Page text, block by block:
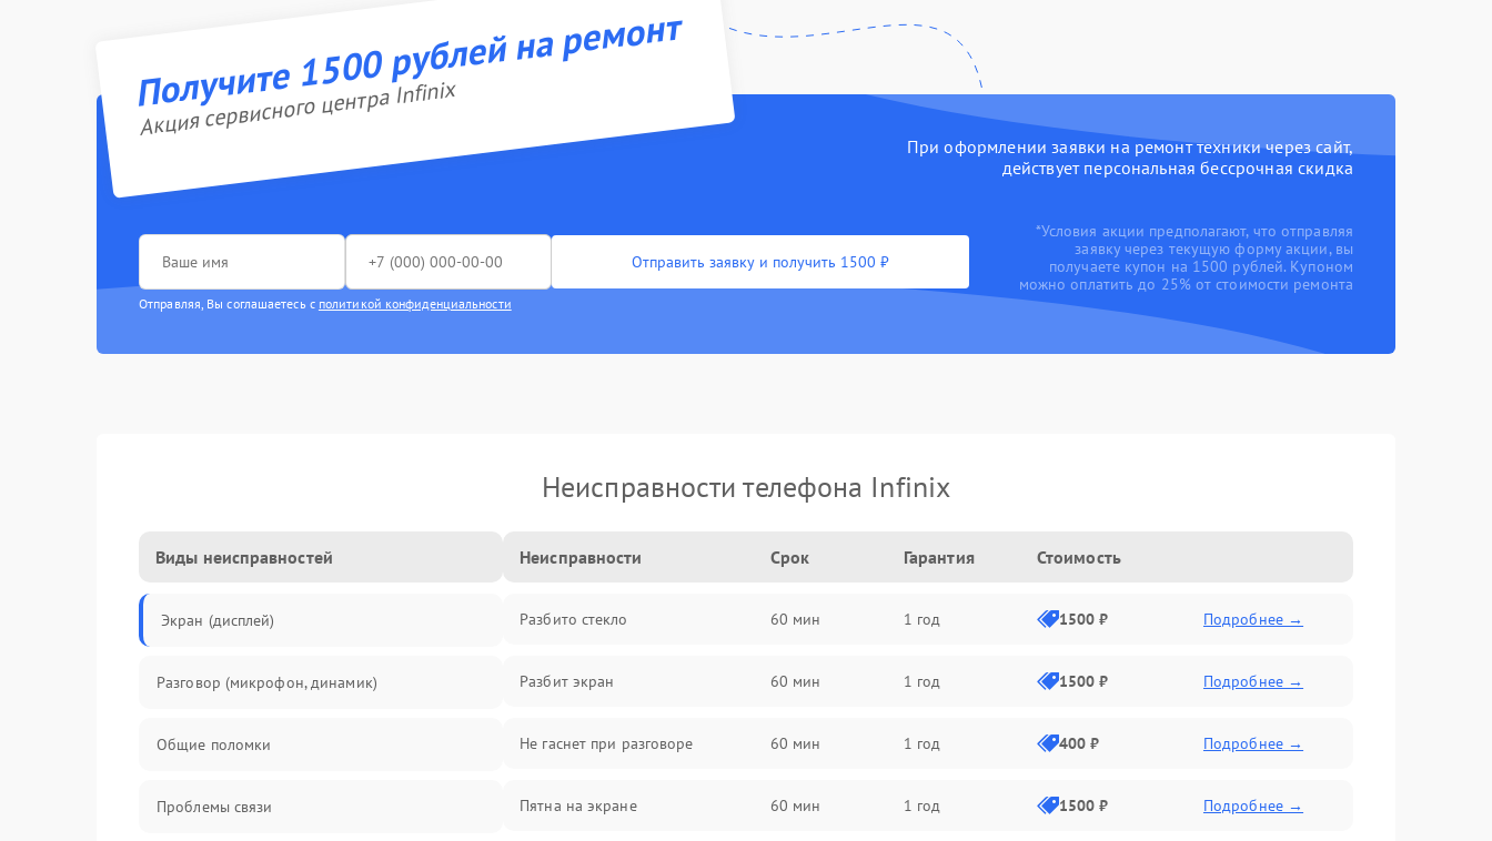
Получите 1500 рублей на ремонт
Акция сервисного центра Infinix
При оформлении заявки на ремонт техники через сайт,
действует персональная бессрочная скидка
Отправить заявку и получить 1500 ₽
Отправляя, Вы соглашаетесь с политикой конфиденциальности
*Условия акции предполагают, что отправляя
заявку через текущую форму акции, вы
получаете купон на 1500 рублей. Купоном
можно оплатить до 25% от стоимости ремонта
Неисправности телефона Infinix
Виды неисправностей
Экран (дисплей)
Разговор (микрофон, динамик)
Общие поломки
Проблемы связи
Неисправности Срок Гарантия Стоимость
Разбито стекло 60 мин 1 год 1500 ₽ Подробнее →
Разбит экран 60 мин 1 год 1500 ₽ Подробнее →
Не гаснет при разговоре 60 мин 1 год 400 ₽ Подробнее →
Пятна на экране 60 мин 1 год 1500 ₽ Подробнее →